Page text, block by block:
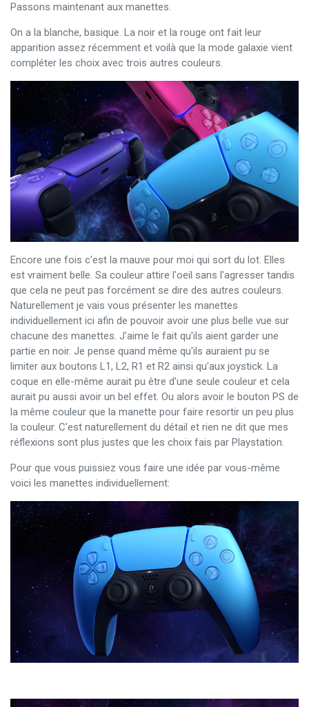
Passons maintenant aux manettes.
On a la blanche, basique. La noir et la rouge ont fait leur
apparition assez récemment et voilà que la mode galaxie vient
compléter les choix avec trois autres couleurs.
Encore une fois c'est la mauve pour moi qui sort du lot. Elles
est vraiment belle. Sa couleur attire l'oeil sans l'agresser tandis
que cela ne peut pas forcément se dire des autres couleurs.
Naturellement je vais vous présenter les manettes
individuellement ici afin de pouvoir avoir une plus belle vue sur
chacune des manettes. J'aime le fait qu'ils aient garder une
partie en noir. Je pense quand même qu'ils auraient pu se
limiter aux boutons L1, L2, R1 et R2 ainsi qu'aux joystick. La
coque en elle-même aurait pu être d'une seule couleur et cela
aurait pu aussi avoir un bel effet. Ou alors avoir le bouton PS de
la même couleur que la manette pour faire resortir un peu plus
la couleur. C'est naturellement du détail et rien ne dit que mes
réflexions sont plus justes que les choix fais par Playstation.
Pour que vous puissiez vous faire une idée par vous-même
voici les manettes individuellement: